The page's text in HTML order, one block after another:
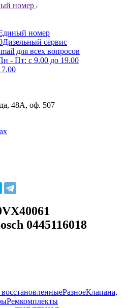
номер
номер
Дизельный сервис
для всех вопросов
- Пт: с 9.00 до 19.00
48А, оф. 507
0445116018
РазноеКлапана,
Ремкомплекты